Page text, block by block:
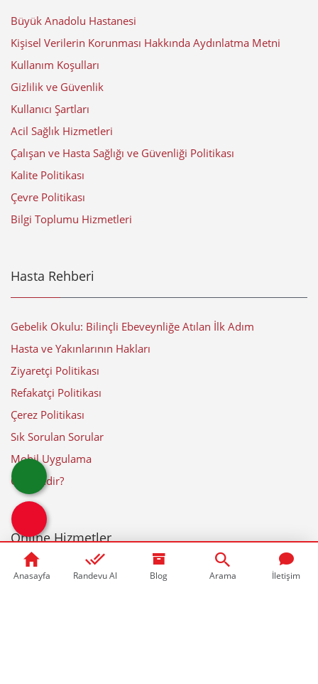
Anasayfa Randevu Al Blog Arama İletişim
Büyük Anadolu Hastanesi
Kişisel Verilerin Korunması Hakkında Aydınlatma Metni
Kullanım Koşulları
Gizlilik ve Güvenlik
Kullanıcı Şartları
Acil Sağlık Hizmetleri
Çalışan ve Hasta Sağlığı ve Güvenliği Politikası
Kalite Politikası
Çevre Politikası
Bilgi Toplumu Hizmetleri
Hasta Rehberi
Gebelik Okulu: Bilinçli Ebeveynliğe Atılan İlk Adım
Hasta ve Yakınlarının Hakları
Ziyaretçi Politikası
Refakatçi Politikası
Çerez Politikası
Sık Sorulan Sorular
Mobil Uygulama
CRP Nedir?
Online Hizmetler